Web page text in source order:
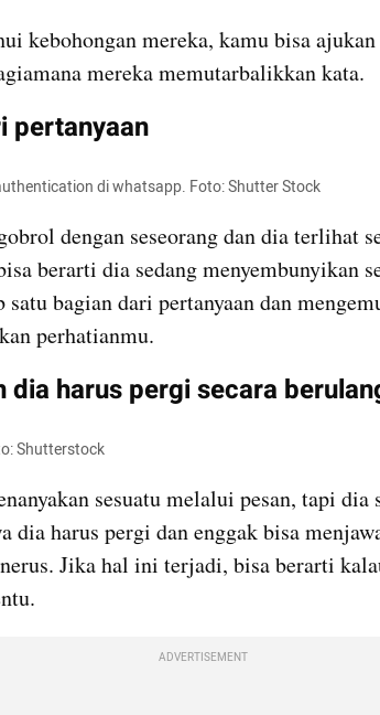
kebohongan mereka, kamu bisa ajukan
mereka memutarbalikkan kata.
pertanyaan
di whatsapp. Foto: Shutter Stock
dengan seseorang dan dia terlihat
berarti dia sedang menyembunyikan
satu bagian dari pertanyaan dan
perhatianmu.
dia harus pergi secara
Shutterstock
sesuatu melalui pesan, tapi
dia harus pergi dan enggak bisa
Jika hal ini terjadi, bisa berarti
ADVERTISEMENT